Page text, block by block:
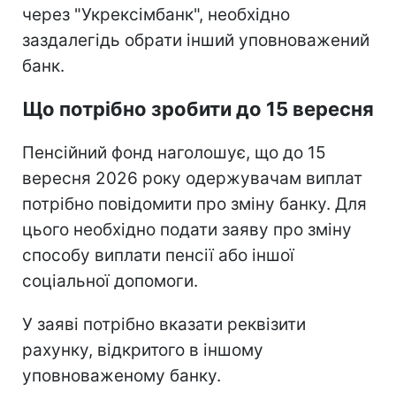
через "Укрексімбанк", необхідно
заздалегідь обрати інший уповноважений
банк.
Що потрібно зробити до 15 вересня
Пенсійний фонд наголошує, що до 15
вересня 2026 року одержувачам виплат
потрібно повідомити про зміну банку. Для
цього необхідно подати заяву про зміну
способу виплати пенсії або іншої
соціальної допомоги.
У заяві потрібно вказати реквізити
рахунку, відкритого в іншому
уповноваженому банку.